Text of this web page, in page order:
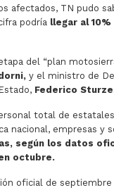
afectados, TN pudo
podría llegar al
del “plan
y el ministro de
Federico
total de
nacional, empresas y
según los datos
octubre.
oficial de septiembre